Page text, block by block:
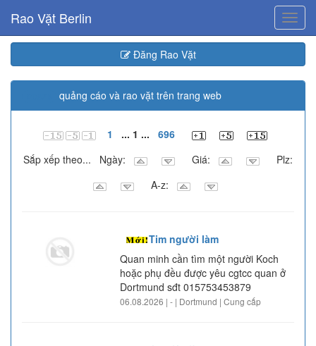
Rao Vặt Berlin
Đăng Rao Vặt
quảng cáo và rao vặt trên trang web
1 ... 1 ...
696
Sắp xếp theo... Ngày:
Giá:
Plz:
A-z:
Tim người làm
Quan minh cần tìm một người Koch
hoặc phụ đều được yêu cgtcc quan ở
Dortmund sđt 015753453879
06.08.2026 | - | Dortmund | Cung cấp